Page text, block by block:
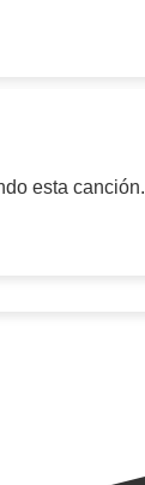
esta canción.